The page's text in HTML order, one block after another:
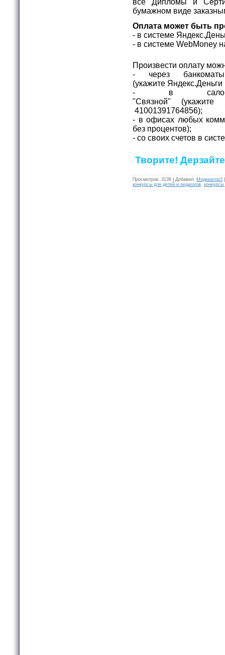
бумажном виде
Оплата может быть
- в системе
- в системе
Произвести оплату
- через
(укажите
- в
"Связной" (укажите
41001391764856);
- в офисах любых
без процентов);
- со своих счетов в
Творите!
Просмотров: 3139 Добавил: Модератор3
конкурсы для детей и педагогов